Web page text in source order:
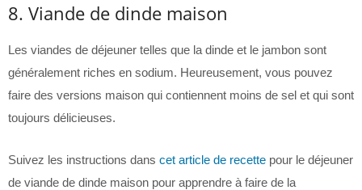
8. Viande de dinde maison
Les viandes de déjeuner telles que la dinde et le jambon sont
généralement riches en sodium. Heureusement, vous pouvez
faire des versions maison qui contiennent moins de sel et qui sont
toujours délicieuses.
Suivez les instructions dans cet article de recette pour le déjeuner
de viande de dinde maison pour apprendre à faire de la